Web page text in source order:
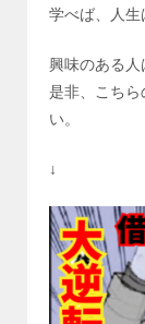
学べば、人生
興味のある人
是非、こちら
い。
↓